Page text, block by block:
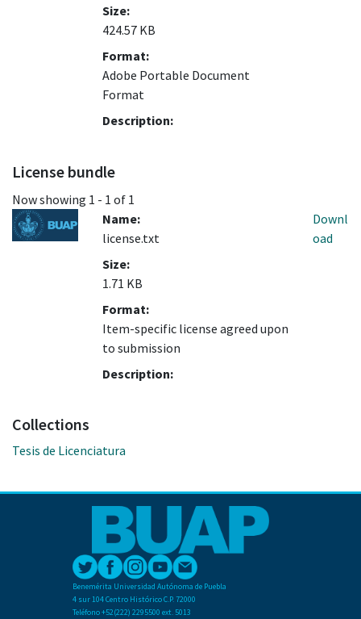
Size:
424.57 KB
Format:
Adobe Portable Document
Format
Description:
License bundle
Now showing 1 - 1 of 1
Name:
license.txt
Size:
1.71 KB
Format:
Item-specific license agreed upon
to submission
Description:
Downl
oad
Collections
Tesis de Licenciatura
Benemérita Universidad Autónoma de Puebla
4 sur 104 Centro Histórico C.P. 72000
Teléfono +52(222) 2295500 ext. 5013